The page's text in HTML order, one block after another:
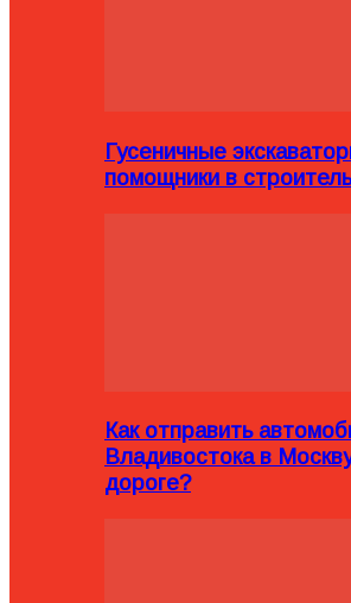
Гусеничные
помощники в
Как отправить
Владивостока в
дороге?